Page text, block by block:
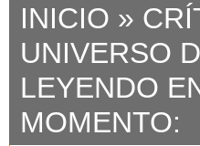
INICIO »
UNIVERSO
LEYENDO
MOMENTO: